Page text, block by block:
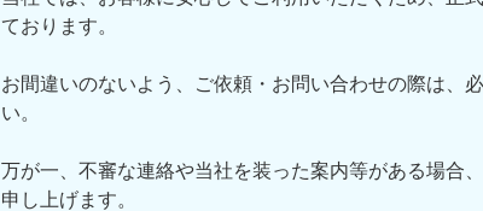
ております。
お間違いのないよう、ご依頼・お問い合わせの際は、
い。
万が一、不審な連絡や当社を装った案内等がある場合
申し上げます。